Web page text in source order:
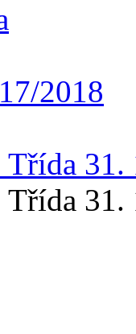
2018
31.
31.